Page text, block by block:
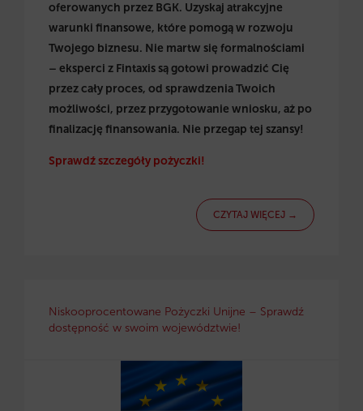
oferowanych przez BGK. Uzyskaj atrakcyjne
warunki finansowe, które pomogą w rozwoju
Twojego biznesu. Nie martw się formalnościami
– eksperci z Fintaxis są gotowi prowadzić Cię
przez cały proces, od sprawdzenia Twoich
możliwości, przez przygotowanie wniosku, aż po
finalizację finansowania. Nie przegap tej szansy!
Sprawdź szczegóły pożyczki!
CZYTAJ WIĘCEJ →
Niskooprocentowane Pożyczki Unijne – Sprawdź
dostępność w swoim województwie!